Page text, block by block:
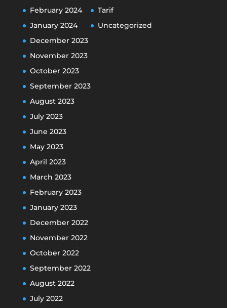
February 2024
January 2024
December 2023
November 2023
October 2023
September 2023
August 2023
July 2023
June 2023
May 2023
April 2023
March 2023
February 2023
January 2023
December 2022
November 2022
October 2022
September 2022
August 2022
July 2022
Tarif
Uncategorized